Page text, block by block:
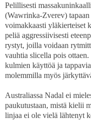
Pelillisesti
(Wawrinka-Zverev)
voimakkaasti yläkierteiset
peliä aggressiivisesti
rystyt, joilla voidaan
vauhtia slicella pois
kulmien käyttöä ja
molemmilla myös
Australiassa Nadal ei
paukutustaan, mistä kielii
linjaa ei ole vielä lähtenyt